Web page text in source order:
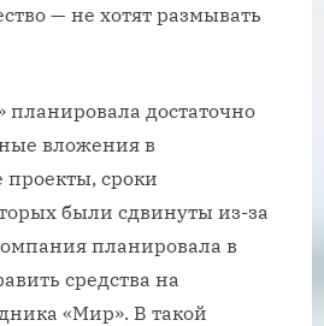
— не хотят размывать
достаточно
вложения в
сроки
были сдвинуты из-за
планировала в
средства на
«Мир». В такой